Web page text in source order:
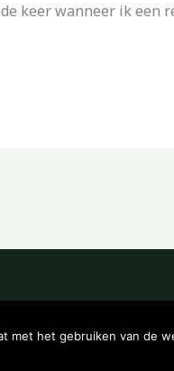
keer wanneer ik een
met het gebruiken van de